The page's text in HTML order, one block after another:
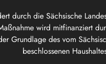
durch die Sächsische
wird mitfinanziert
Grundlage des vom
beschlossenen